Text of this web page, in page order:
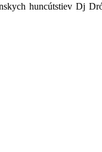
huncútstiev Dj